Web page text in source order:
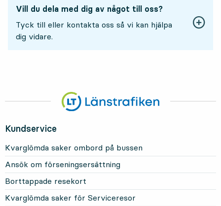
Vill du dela med dig av något till oss?
Tyck till eller kontakta oss så vi kan hjälpa
dig vidare.
Kundservice
Kvarglömda saker ombord på bussen
Ansök om förseningsersättning
Borttappade resekort
Kvarglömda saker för Serviceresor